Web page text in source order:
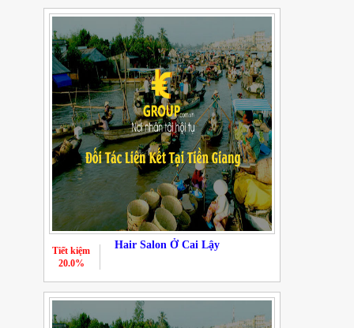
Hair Salon Ở Cai Lậy
Tiết kiệm
20.0%